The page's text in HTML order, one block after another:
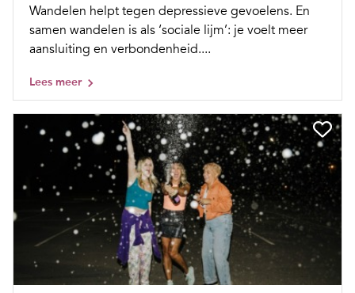
Wandelen helpt tegen depressieve gevoelens. En
samen wandelen is als ‘sociale lijm’: je voelt meer
aansluiting en verbondenheid....
Lees meer